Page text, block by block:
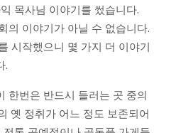
목사님 이야기를 썼습니다.
의 이야기가 아닐 수 없습니다.
시작했으니 몇 가지 더 이야기
.
한번은 반드시 들러는 곳 중의
옛 정취가 어느 정도 보존되어